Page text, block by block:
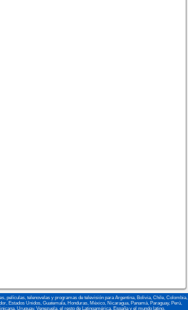
películas, telenovelas y programas de televisión para Argentina, Bolivia, Chile, Colombia,
Estados Unidos, Guatemala, Honduras, México, Nicaragua, Panamá, Paraguay, Perú,
Uruguay, Venezuela, el resto de Latinoamérica, España y el mundo latino.